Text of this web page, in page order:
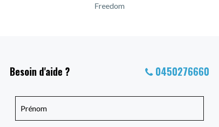
Freedom
Besoin d'aide ? 0450276660